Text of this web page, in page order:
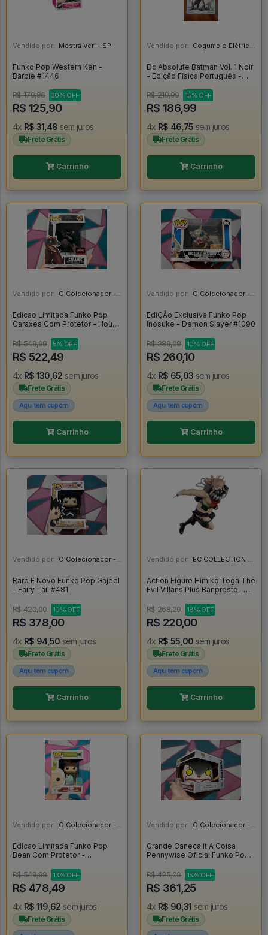
Vendido por: Mestra Veri - SP
Funko Pop Western Ken -
Barbie #1446
R$ 179,86 30% OFF
R$ 125,90
4x R$ 31,48 sem juros
Frete Grátis
Carrinho
Vendido por: Cogumelo Elétrico - SP
Dc Absolute Batman Vol. 1 Noir
- Edição Física Português -
R$ 219,99
15% OFF
R$ 186,99
4x R$ 46,75 sem juros
Frete Grátis
Carrinho
Vendido por: O Colecionador - SP
Edicao Limitada Funko Pop
Caraxes Com Protetor - House
R$ 549,99
5% OFF
R$ 522,49
4x R$ 130,62 sem juros
Frete Grátis
Aqui tem cupom
Carrinho
Vendido por: O Colecionador - SP
EdiÇÃo Exclusiva Funko Pop
Inosuke - Demon Slayer #1090
R$ 289,00 10% OFF
R$ 260,10
4x R$ 65,03 sem juros
Frete Grátis
Aqui tem cupom
Carrinho
Vendido por: O Colecionador - SP
Raro E Novo Funko Pop Gajeel
- Fairy Tail #481
R$ 420,00 10% OFF
R$ 378,00
4x R$ 94,50 sem juros
Frete Grátis
Aqui tem cupom
Carrinho
Vendido por: EC COLLECTION - SP
Action Figure Himiko Toga The
Evil Villans Plus Banpresto -
Academia
R$ 268,29 18% OFF
R$ 220,00
4x R$ 55,00 sem juros
Frete Grátis
Aqui tem cupom
Carrinho
Vendido por: O Colecionador - SP
Edicao Limitada Funko Pop
Bean Com Protetor -
R$ 549,99
13% OFF
R$ 478,49
4x R$ 119,62 sem juros
Frete Grátis
Vendido por: O Colecionador - SP
Grande Caneca It A Coisa
Pennywise Oficial Funko Pop -
R$ 425,00
15% OFF
R$ 361,25
4x R$ 90,31 sem juros
Frete Grátis